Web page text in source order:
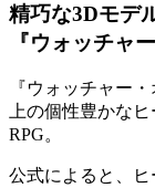
精巧な3Dモデ
『ウォッチャ
『ウォッチャー
上の個性豊かなヒ
RPG。
公式によると、